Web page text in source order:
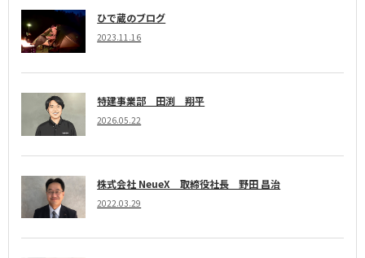
ひで蔵のブログ
2023.11.16
特建事業部 田渕 翔平
2026.05.22
株式会社 NeueX 取締役社長 野田 昌治
2022.03.29